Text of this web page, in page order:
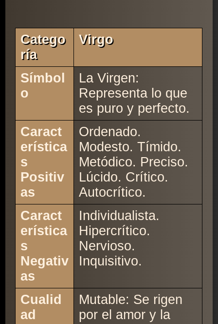
Catego
Ría
Virgo
Símbol
o
La Virgen:
Representa lo que
es puro y perfecto.
Caract
erística
s
Positiv
as
Ordenado.
Modesto. Tímido.
Metódico. Preciso.
Lúcido. Crítico.
Autocrítico.
Caract
erística
s
Negativ
as
Individualista.
Hipercrítico.
Nervioso.
Inquisitivo.
Cualid
ad
Mutable: Se rigen
por el amor y la